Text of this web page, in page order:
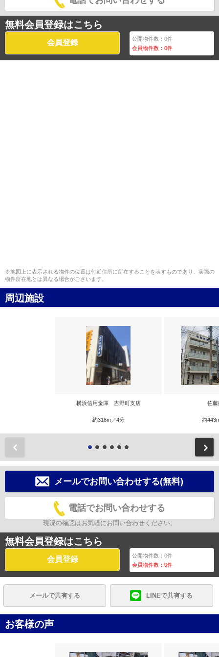
無料会員登録はこちら
会員登録 公開物件数：0件
会員物件数：0件
※地図上に表示される物件の位置は付近住所に所在することを表すものであり、実際の
物件所在地とは異なる場合がございます。
周辺施設
横浜信用金庫 吉野町支店
約318m／4分
佐藤
約
メールでお問い合わせする(無料)
電話でお問い合わせする
現況の確認はお気軽にお問い合わせください。
無料会員登録はこちら
会員登録 公開物件数：0件
会員物件数：0件
メールで共有する LINEで共有する
お客様の声